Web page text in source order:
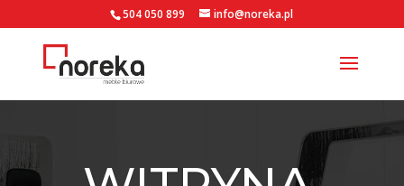
504 050 899 info@noreka.pl